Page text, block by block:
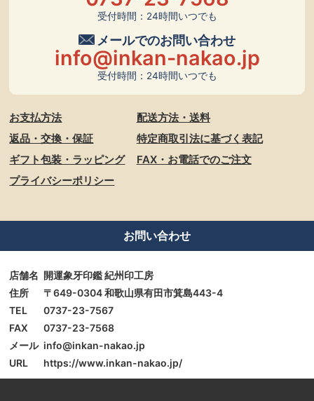
受付時間：24時間いつでも
メールでのお問い合わせ
info@inkan-nakao.jp
受付時間：24時間いつでも
お支払方法
配送方法・送料
返品・交換・保証
特定商取引法に基づく表記
ギフト包装・ラッピング
FAX・お電話でのご注文
プライバシーポリシー
お問い合わせ
店舗名 開運象牙印鑑 紀州印工房
住所
〒649-0304 和歌山県有田市箕島443-4
TEL
0737-23-7567
FAX
0737-23-7568
メール info@inkan-nakao.jp
URL
https://www.inkan-nakao.jp/